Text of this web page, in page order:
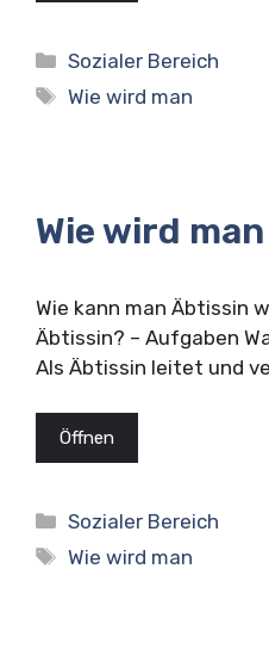
Kategorien
Sozialer Bereich
Schlagwörter
Wie wird man
Wie wird
Wie kann man Äbtissin
Äbtissin? – Aufgaben
Als Äbtissin leitet und
Öffnen
Kategorien
Sozialer Bereich
Schlagwörter
Wie wird man